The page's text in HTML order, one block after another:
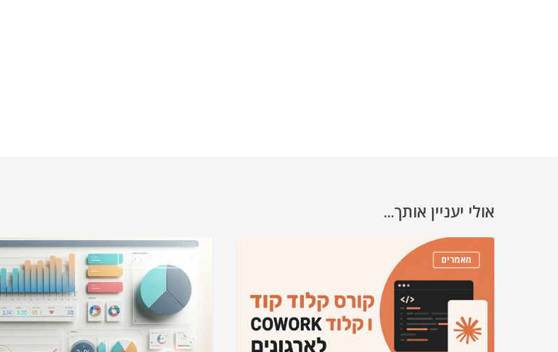
אולי יעניין אותך...
מאמרים קורסים מומלצים